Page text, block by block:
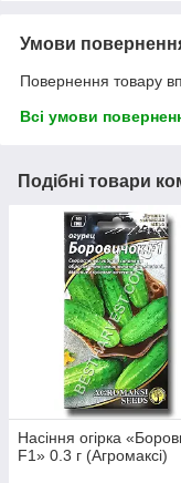
Умови
Повернення товару
Всі умови
Подібні товари
Насіння огірка
F1» 0.3 г (Агромаксі)